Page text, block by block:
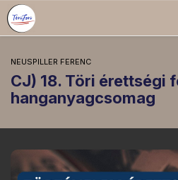
NEUSPILLER FERENC
CJ) 18. Töri érettségi
hanganyagcsomag